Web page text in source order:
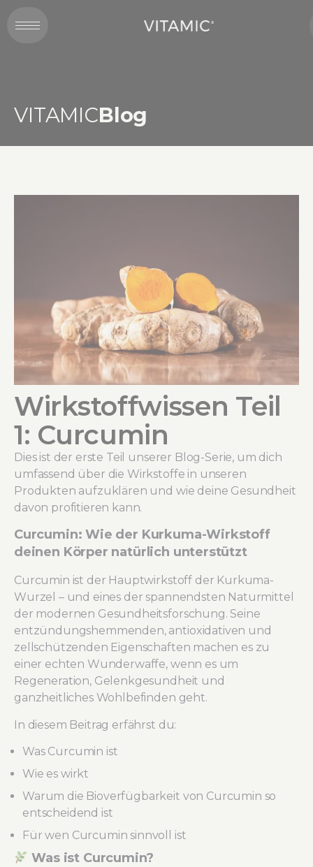
VITAMICBlog
Wirkstoffwissen Teil
1: Curcumin
Dies ist der erste Teil unserer Blog-Serie, um dich
umfassend über die Wirkstoffe in unseren
Produkten aufzuklären und wie deine Gesundheit
davon profitieren kann.
Curcumin: Wie der Kurkuma-Wirkstoff
deinen Körper natürlich unterstützt
Curcumin ist der Hauptwirkstoff der Kurkuma-
Wurzel – und eines der spannendsten Naturmittel
der modernen Gesundheitsforschung. Seine
entzündungshemmenden, antioxidativen und
zellschützenden Eigenschaften machen es zu
einer echten Wunderwaffe, wenn es um
Regeneration, Gelenkgesundheit und
ganzheitliches Wohlbefinden geht.
In diesem Beitrag erfährst du:
Was Curcumin ist
Wie es wirkt
Warum die Bioverfügbarkeit von Curcumin so
entscheidend ist
Für wen Curcumin sinnvoll ist
Was ist Curcumin?